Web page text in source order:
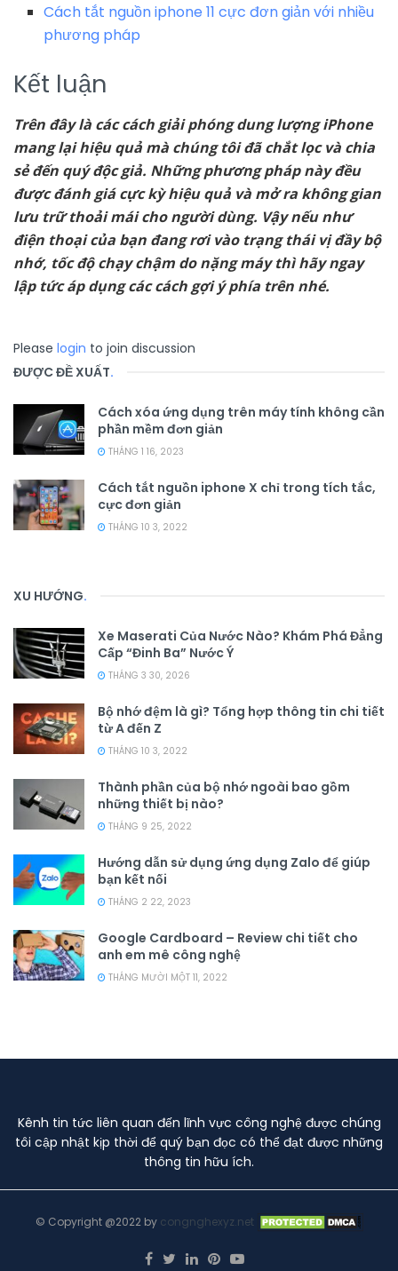
Cách tắt nguồn iphone 11 cực đơn giản với nhiều
phương pháp
Kết luận
Trên đây là các cách giải phóng dung lượng iPhone
mang lại hiệu quả mà chúng tôi đã chắt lọc và chia
sẻ đến quý độc giả. Những phương pháp này đều
được đánh giá cực kỳ hiệu quả và mở ra không gian
lưu trữ thoải mái cho người dùng. Vậy nếu như
điện thoại của bạn đang rơi vào trạng thái vị đầy bộ
nhớ, tốc độ chạy chậm do nặng máy thì hãy ngay
lập tức áp dụng các cách gợi ý phía trên nhé.
Please login to join discussion
ĐƯỢC ĐỀ XUẤT.
Cách xóa ứng dụng trên máy tính không cần
phần mềm đơn giản
THÁNG 1 16, 2023
Cách tắt nguồn iphone X chỉ trong tích tắc,
cực đơn giản
THÁNG 10 3, 2022
XU HƯỚNG.
Xe Maserati Của Nước Nào? Khám Phá Đẳng
Cấp “Đinh Ba” Nước Ý
THÁNG 3 30, 2026
Bộ nhớ đệm là gì? Tổng hợp thông tin chi tiết
từ A đến Z
THÁNG 10 3, 2022
Thành phần của bộ nhớ ngoài bao gồm
những thiết bị nào?
THÁNG 9 25, 2022
Hướng dẫn sử dụng ứng dụng Zalo để giúp
bạn kết nối
THÁNG 2 22, 2023
Google Cardboard – Review chi tiết cho
anh em mê công nghệ
THÁNG MƯỜI MỘT 11, 2022
Kênh tin tức liên quan đến lĩnh vực công nghệ được chúng
tôi cập nhật kịp thời để quý bạn đọc có thể đạt được những
thông tin hữu ích.
© Copyright @2022 by congnghexyz.net